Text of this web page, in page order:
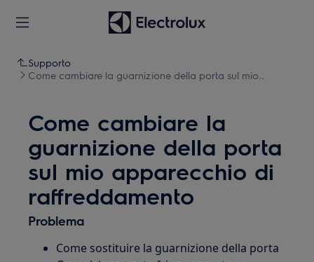
Supporto
Come cambiare la guarnizione della porta sul mio
Come cambiare la
guarnizione della porta
sul mio apparecchio di
raffreddamento
Problema
Come sostituire la guarnizione della porta